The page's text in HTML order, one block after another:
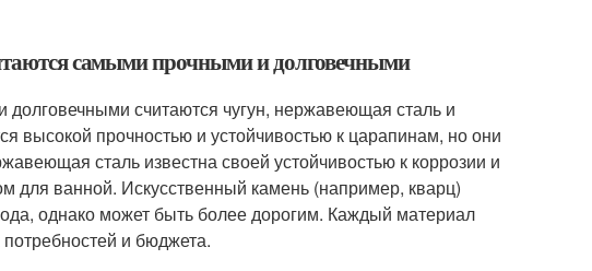
самыми прочными и долговечными
считаются чугун, нержавеющая сталь и
высокой прочностью и устойчивостью к царапинам, но они
сталь известна своей устойчивостью к коррозии и
для ванной. Искусственный камень (например, кварц)
однако может быть более дорогим. Каждый материал
и бюджета.